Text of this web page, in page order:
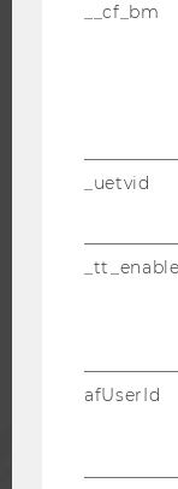
OPEN POSITIONS
__cf_bm
_uetvid
afUserId